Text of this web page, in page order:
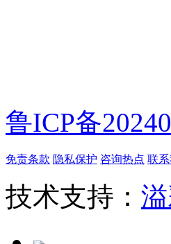
鲁ICP备
免责条款 隐私保护 咨询热点 联
技术支持：